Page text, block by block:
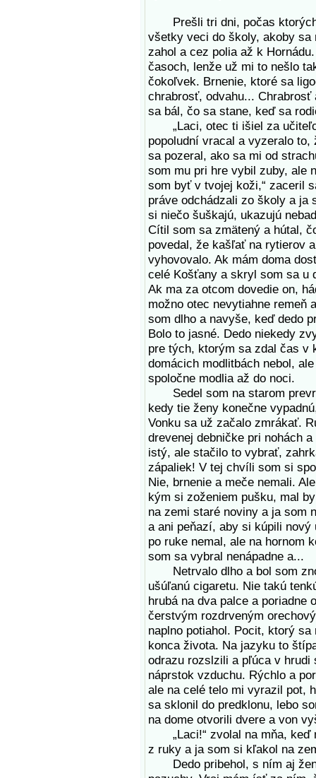
Prešli tri dni, počas ktorých
všetky veci do školy, akoby sa
zahol a cez polia až k
časoch, lenže už mi to nešlo
čokoľvek. Brnenie, ktoré sa
chrabrosť, odvahu...
sa bál, čo sa stane, keď sa
„Laci, otec ti išiel za
popoludní vracal a vyzeralo
sa pozeral, ako sa mi od
som mu pri hre vybil zuby, ale
som byť v tvojej koži,“ zaceril
práve odchádzali zo školy a ja
si niečo šuškajú, ukazujú
Cítil som sa zmätený a hútal,
povedal, že kašľať na rytierov
vyhovovalo. Ak mám doma
celé Košťany a skryl som sa u
Ak ma za otcom dovedie on,
možno otec nevytiahne remeň
som dlho a navyše, keď dedo
Bolo to jasné. Dedo niekedy
pre tých, ktorým sa zdal čas v
domácich modlitbách nebol,
spoločne modlia až do noci.
Sedel som na starom
kedy tie ženy konečne
Vonku sa už začalo zmrákať.
drevenej debničke pri nohách
istý, ale stačilo to vybrať,
zápaliek! V tej chvíli som si
Nie, brnenie a meče nemali.
kým si zoženiem pušku, mal
na zemi staré noviny a ja som
a ani peňazí, aby si kúpili
po ruke nemal, ale na hornom
som sa vybral nenápadne a...
Netrvalo dlho a bol som
ušúľanú cigaretu. Nie takú
hrubá na dva palce a poriadne
čerstvým rozdrveným
naplno potiahol. Pocit, ktorý
konca života. Na jazyku to
odrazu rozslzili a pľúca v
náprstok vzduchu. Rýchlo a
ale na celé telo mi vyrazil pot,
sa sklonil do predklonu, lebo
na dome otvorili dvere a von
„Laci!“ zvolal na mňa, keď
z ruky a ja som si kľakol na
Dedo pribehol, s ním aj